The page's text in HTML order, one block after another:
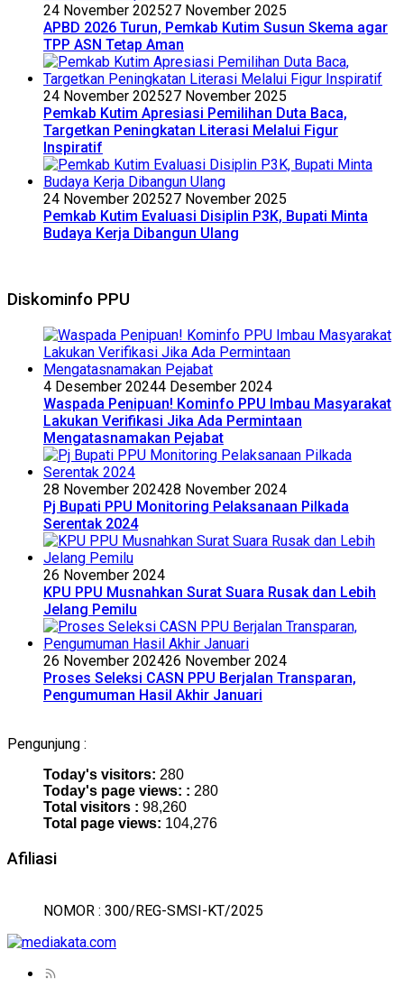
24 November 202527 November 2025
APBD 2026 Turun, Pemkab Kutim Susun Skema agar
TPP ASN Tetap Aman
24 November 202527 November 2025
Pemkab Kutim Apresiasi Pemilihan Duta Baca,
Targetkan Peningkatan Literasi Melalui Figur
Inspiratif
24 November 202527 November 2025
Pemkab Kutim Evaluasi Disiplin P3K, Bupati Minta
Budaya Kerja Dibangun Ulang
Diskominfo PPU
4 Desember 20244 Desember 2024
Waspada Penipuan! Kominfo PPU Imbau Masyarakat
Lakukan Verifikasi Jika Ada Permintaan
Mengatasnamakan Pejabat
28 November 202428 November 2024
Pj Bupati PPU Monitoring Pelaksanaan Pilkada
Serentak 2024
26 November 2024
KPU PPU Musnahkan Surat Suara Rusak dan Lebih
Jelang Pemilu
26 November 202426 November 2024
Proses Seleksi CASN PPU Berjalan Transparan,
Pengumuman Hasil Akhir Januari
Pengunjung :
Today's visitors: 280
Today's page views: : 280
Total visitors : 98,260
Total page views: 104,276
Afiliasi
NOMOR : 300/REG-SMSI-KT/2025